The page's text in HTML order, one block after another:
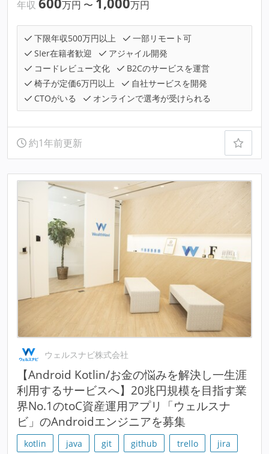
年収
万円 〜 万円
下限年収500万円以上
一部リモート可
SIer在籍者歓迎
アジャイル開発
コードレビュー文化
B2Cのサービスを運営
椅子が定価6万円以上
自社サービスを開発
CTOがいる
オンラインで選考が受けられる
約1年前更新
ウェルスナビ株式会社
【Android Kotlin/お金の悩みを解決し一生涯
利用するサービスへ】20兆円規模を目指す業
界No.1のtoC資産運用アプリ「ウェルスナ
ビ」のAndroidエンジニアを募集
kotlin java git github trello
jira